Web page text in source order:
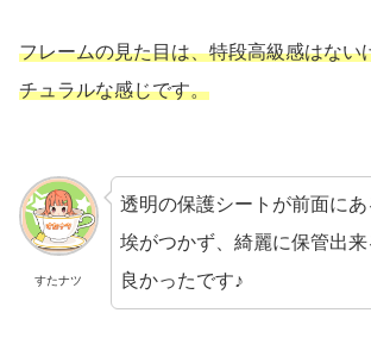
フレームの見た目は、特段高級感はない
チュラルな感じです。
すたナツ
透明の保護シートが前面に
埃がつかず、綺麗に保管出
良かったです♪